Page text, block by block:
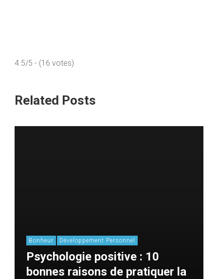
4.5/5 - (16 votes)
Related Posts
Bonheur Développement Personnel
Psychologie positive : 10
bonnes raisons de pratiquer la